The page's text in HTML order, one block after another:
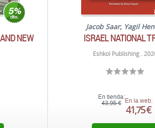
NEW
Jacob Saar; Yagil
ISRAEL NATIONAL
Eshkol Publishing .
En tienda:
43,95 € En la web:
41,75 €